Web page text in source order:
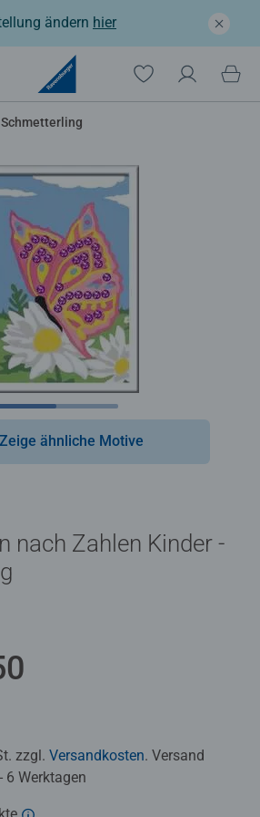
ändern hier
Schmetterling
Zeige ähnliche Motive
nach Zahlen Kinder -
5.0 von 5 Sternen.
zzgl. Versandkosten. Versand
Werktagen